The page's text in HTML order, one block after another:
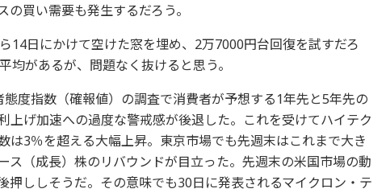
買い需要も発生するだろう。
14日にかけて空けた窓を埋め、2万7000円台回復を試すだろ
均があるが、問題なく抜けると思う。
度指数（確報値）の調査で消費者が予想する1年先と5年先の
上げ加速への過度な警戒感が後退した。これを受けてハイテク
は3％を超える大幅上昇。東京市場でも先週末はこれまで大き
ス（成長）株のリバウンドが目立った。先週末の米国市場の動
押ししそうだ。その意味でも30日に発表されるマイクロン・テ